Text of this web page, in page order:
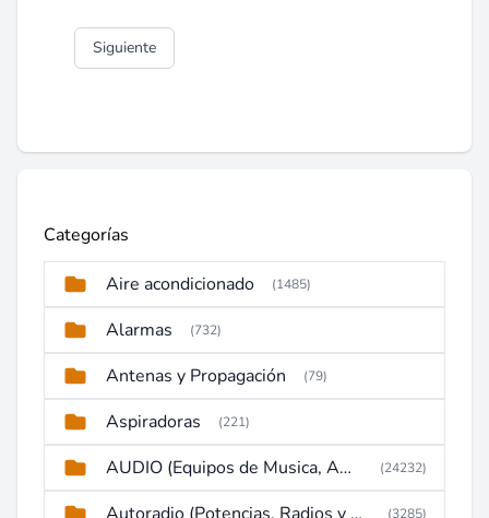
Siguiente
Categorías
Aire acondicionado (1485)
Alarmas (732)
Antenas y Propagación (79)
Aspiradoras (221)
AUDIO (Equipos de Musica, Amplificadores, Reproductores, Etc) (24232)
(3285)